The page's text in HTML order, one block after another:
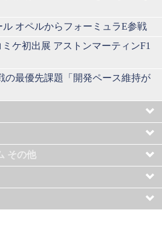
オペルからフォーミュラE参戦
ケ初出展 アストンマーティンF1
の最優先課題「開発ペース維持が
その他